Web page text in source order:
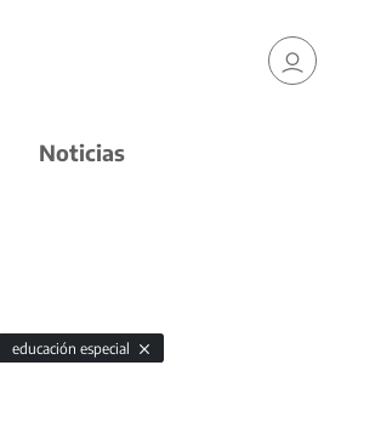
Noticias
educación especial